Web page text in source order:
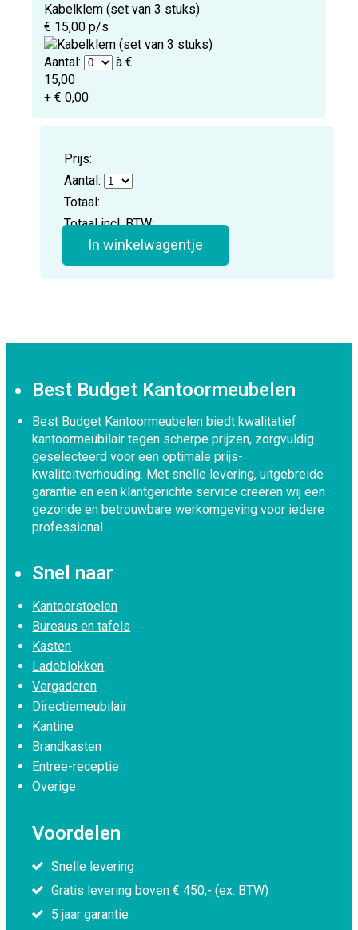
Kabelklem (set van 3 stuks)
€ 15,00 p/s
Aantal:
à €
15,00
+ € 0,00
Prijs:
Aantal:
Totaal:
Totaal incl. BTW:
In winkelwagentje
Best Budget Kantoormeubelen
Best Budget Kantoormeubelen biedt kwalitatief
kantoormeubilair tegen scherpe prijzen, zorgvuldig
geselecteerd voor een optimale prijs-
kwaliteitverhouding. Met snelle levering, uitgebreide
garantie en een klantgerichte service creëren wij een
gezonde en betrouwbare werkomgeving voor iedere
professional.
Snel naar
Kantoorstoelen
Bureaus en tafels
Kasten
Ladeblokken
Vergaderen
Directiemeubilair
Kantine
Brandkasten
Entree-receptie
Overige
Voordelen
Snelle levering
Gratis levering boven € 450,- (ex. BTW)
5 jaar garantie